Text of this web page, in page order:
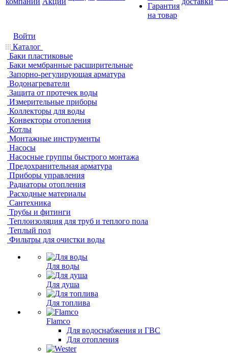
Гарантия
на товар
Войти
Каталог
Баки пластиковые
Баки мембранные расширительные
Запорно-регулирующая арматура
Водонагреватели
Защита от протечек воды
Измерительные приборы
Коллекторы для воды
Конвекторы отопления
Котлы
Монтажные инструменты
Насосы
Насосные группы быстрого монтажа
Предохранительная арматура
Приборы управления
Радиаторы отопления
Расходные материалы
Сантехника
Трубы и фитинги
Теплоизоляция для труб и теплого пола
Теплый пол
Фильтры для очистки воды
Для воды
Для душа
Для топлива
Flamco
Для водоснабжения и ГВС
Для отопления